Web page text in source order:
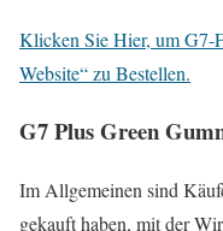
Klicken Sie Hier, um G7-
Website“ zu Bestellen.
G7 Plus Green
Im Allgemeinen sind
gekauft haben, mit der